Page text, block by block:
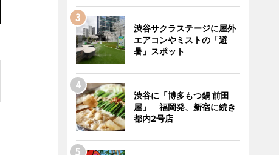
渋谷サクラステージに屋外
エアコンやミストの「避
暑」スポット
渋谷に「博多もつ鍋 前田
屋」 福岡発、新宿に続き
都内2号店